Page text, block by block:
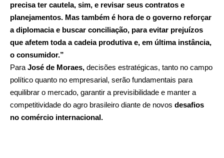
precisa ter cautela, sim, e revisar seus contratos e
planejamentos. Mas também é hora de o governo reforçar
a diplomacia e buscar conciliação, para evitar prejuízos
que afetem toda a cadeia produtiva e, em última instância,
o consumidor.”
Para José de Moraes, decisões estratégicas, tanto no campo
político quanto no empresarial, serão fundamentais para
equilibrar o mercado, garantir a previsibilidade e manter a
competitividade do agro brasileiro diante de novos desafios
no comércio internacional.